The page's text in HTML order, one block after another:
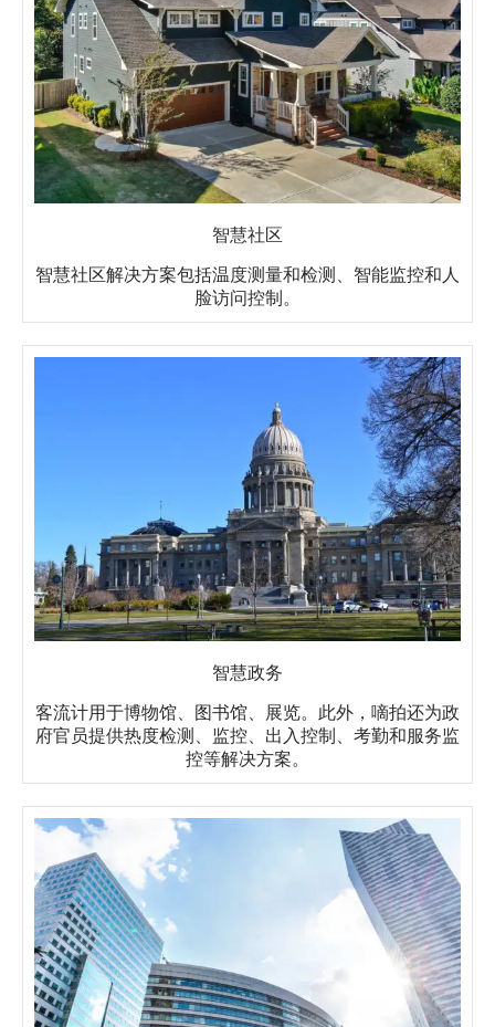
智慧社区
智慧社区解决方案包括温度测量和检测、智能监控和人
脸访问控制。
智慧政务
客流计用于博物馆、图书馆、展览。此外，嘀拍还为政
府官员提供热度检测、监控、出入控制、考勤和服务监
控等解决方案。